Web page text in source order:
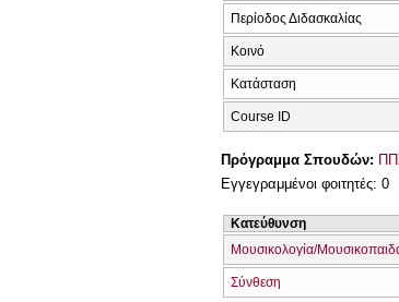
Περίοδος Διδασκαλίας
Κοινό
Κατάσταση
Course ID
Πρόγραμμα Σπουδών:
Εγγεγραμμένοι φοιτητές: 0
Κατεύθυνση
Μουσικολογία/
Σύνθεση